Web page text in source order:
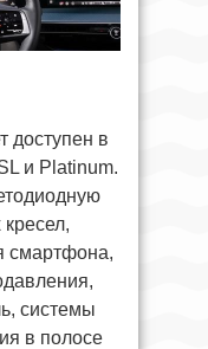
доступен в
и Platinum.
смартфона,
системы
в полосе